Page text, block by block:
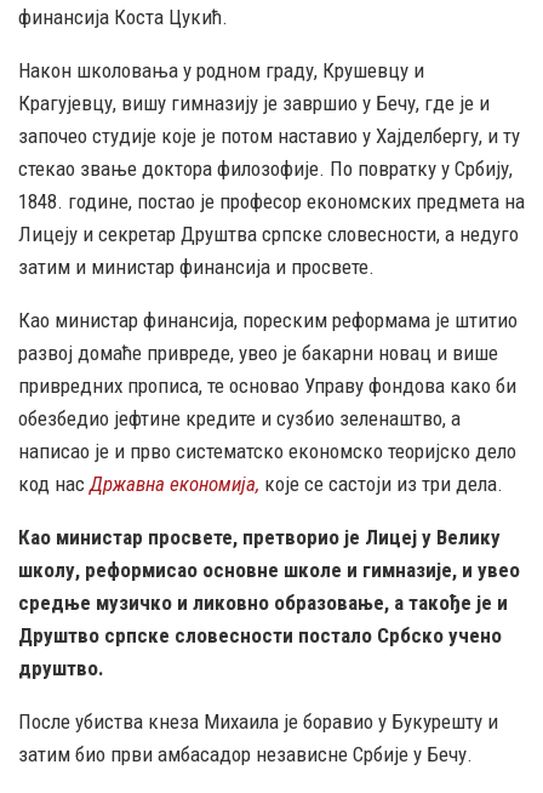
финансија Коста Цукић.
Након школовања у родном граду, Крушевцу и
Крагујевцу, вишу гимназију је завршио у Бечу, где је и
започео студије које је потом наставио у Хајделбергу, и ту
стекао звање доктора филозофије. По повратку у Србију,
1848. године, постао је професор економских предмета на
Лицеју и секретар Друштва српске словесности, а недуго
затим и министар финансија и просвете.
Као министар финансија, пореским реформама је штитио
развој домаће привреде, увео је бакарни новац и више
привредних прописа, те основао Управу фондова како би
обезбедио јефтине кредите и сузбио зеленаштво, а
написао је и прво систематско економско теоријско дело
код нас Државна економија, које се састоји из три дела.
Као министар просвете, претворио је Лицеј у Велику
школу, реформисао основне школе и гимназије, и увео
средње музичко и ликовно образовање, а такође је и
Друштво српске словесности постало Србско учено
друштво.
После убиства кнеза Михаила je боравио у Букурешту и
затим био први амбасадор независне Србије у Бечу.